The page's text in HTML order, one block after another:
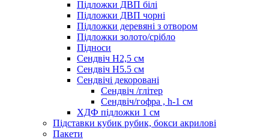
Підложки ДВП білі
Підложки ДВП чорні
Підложки деревяні з отвором
Підложки золото/срібло
Підноси
Сендвіч H2,5 см
Сендвіч H5.5 см
Сендвічі декоровані
Сендвіч /глітер
Сендвіч/гофра , h-1 см
ХДФ підложки 1 см
Підставки кубик рубик, бокси акрилові
Пакети